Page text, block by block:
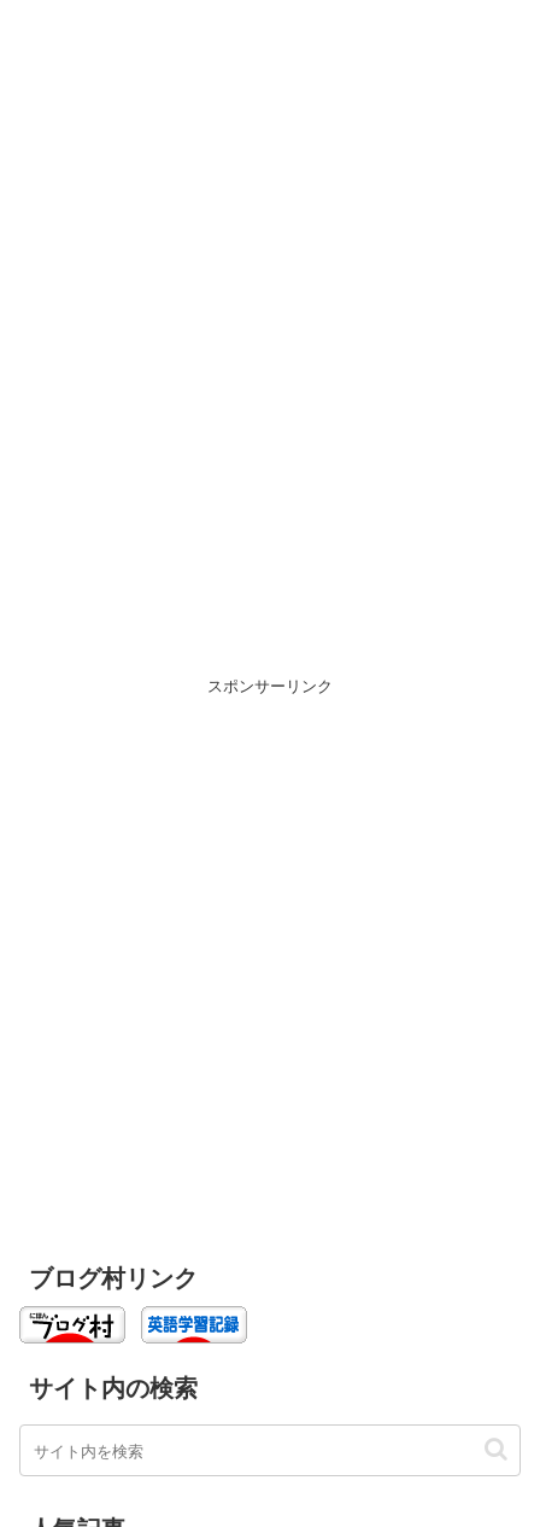
スポンサーリンク
ブログ村リンク
サイト内の検索